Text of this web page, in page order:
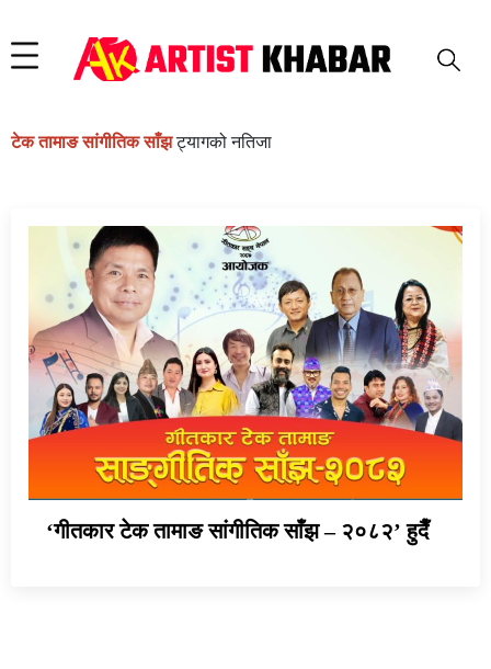
टेक तामाङ सांगीतिक साँझट्यागको नतिजा
‘गीतकार टेक तामाङ सांगीतिक साँझ – २०८२’ हुदैँ